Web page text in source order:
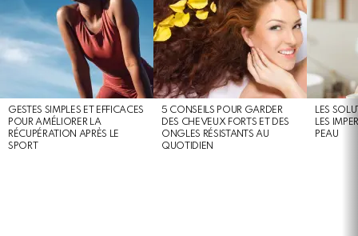
GESTES SIMPLES ET EFFICACES
POUR AMÉLIORER LA
RÉCUPÉRATION APRÈS LE
SPORT
5 CONSEILS POUR GARDER
DES CHEVEUX FORTS ET DES
ONGLES RÉSISTANTS AU
QUOTIDIEN
LES
LES
PEAU